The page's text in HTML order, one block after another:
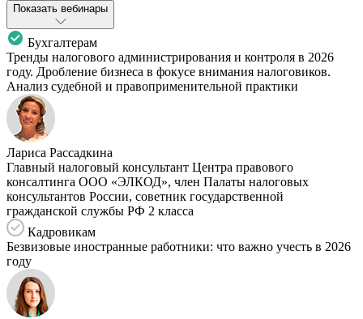
Показать вебинары
Бухгалтерам
Тренды налогового администрирования и контроля в 2026
году. Дробление бизнеса в фокусе внимания налоговиков.
Анализ судебной и правоприменительной практики
Лариса Рассадкина
Главный налоговый консультант Центра правового
консалтинга ООО «ЭЛКОД», член Палаты налоговых
консультантов России, советник государственной
гражданской службы РФ 2 класса
Кадровикам
Безвизовые иностранные работники: что важно учесть в 2026
году